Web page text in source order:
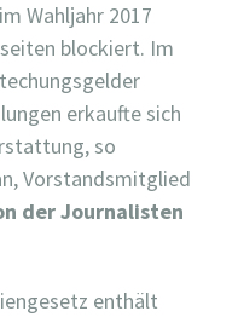
Wahljahr 2017
blockiert. Im
erkaufte sich
so
Vorstandsmitglied
der Journalisten
enthält